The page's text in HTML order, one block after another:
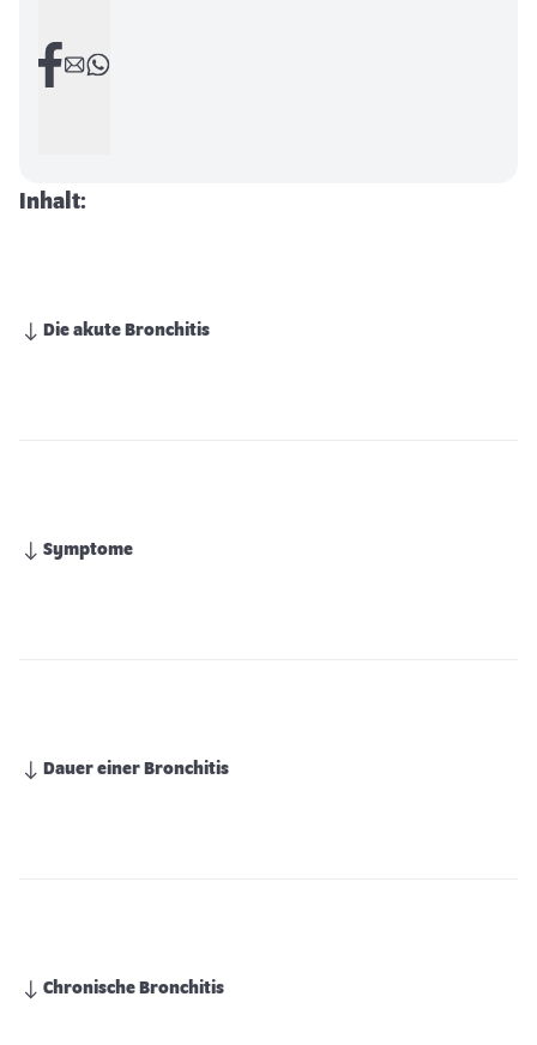
Inhalt:
Die akute Bronchitis
Symptome
Dauer einer Bronchitis
Chronische Bronchitis